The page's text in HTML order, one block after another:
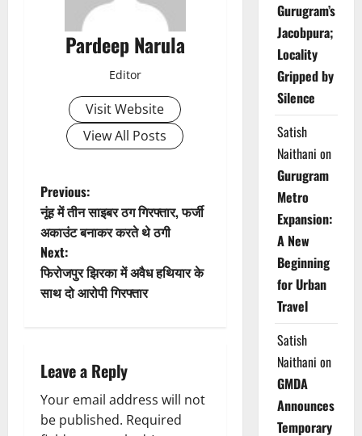
Pardeep Narula
Editor
Visit Website
View All Posts
P
o
s
t
a
v
Previous:
नूंह में तीन साइबर ठग गिरफ्तार, फर्जी
अकाउंट बनाकर करते थे ठगी
Next:
फिरोजपुर झिरका में अवैध हथियार के
साथ दो आरोपी गिरफ्तार
Leave a Reply
Your email address will not
be published. Required
Gurugram’s
Jacobpura;
Locality
Gripped by
Silence
Satish
Naithani on
Gurugram
Metro
Expansion:
A New
Beginning
for Urban
Travel
Satish
Naithani on
GMDA
Announces
Temporary